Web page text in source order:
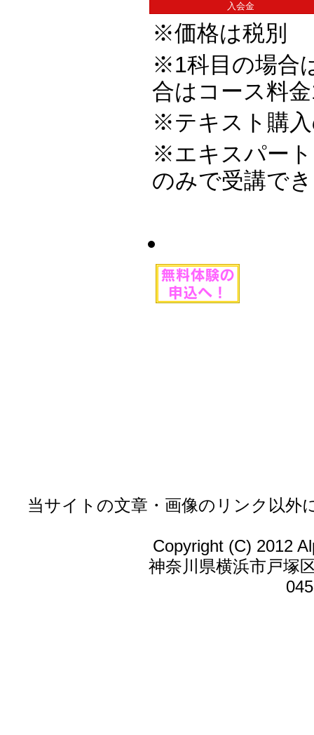
入会金
※価格は税別
※1科目の場合
合はコース料
※テキスト購
※エキスパー
のみで受講で
当サイトの文章・画像のリンク以外
Copyright (C) 2012
神奈川県横浜市戸塚